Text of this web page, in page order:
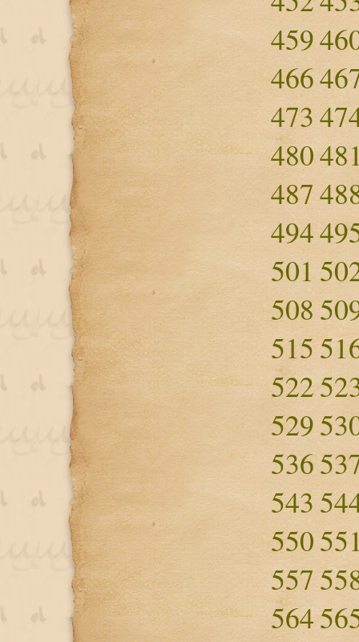
459
466
473
480
487
494
501
508
515
522
529
536
543
550
557
564